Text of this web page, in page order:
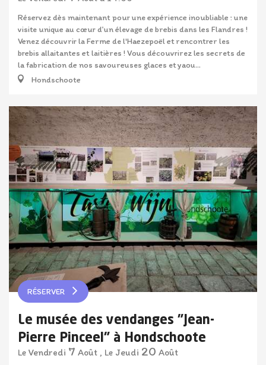
Réservez dès maintenant pour une expérience inoubliable : une
visite unique au cœur d’un élevage de brebis dans les Flandres !
Venez découvrir la Ferme de l'Haezepoël et rencontrer les
brebis allaitantes et laitières ! Vous découvrirez les secrets de
la fabrication de nos savoureuses glaces et yaou...
Hondschoote
RÉSERVER
Le musée des vendanges "Jean-
Pierre Pinceel" à Hondschoote
Le Vendredi 7 Août , Le Jeudi 20 Août